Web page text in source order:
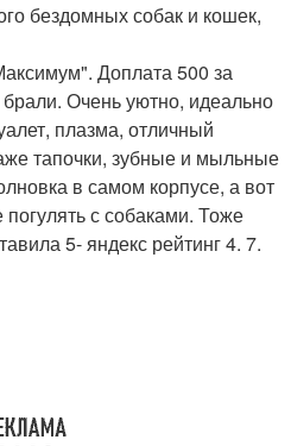
бездомных собак и кошек,
Доплата 500 за
Очень уютно, идеально
плазма, отличный
тапочки, зубные и мыльные
в самом корпусе, а вот
погулять с собаками. Тоже
5- яндекс рейтинг 4. 7.